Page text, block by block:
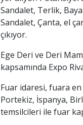
Sandalet, Terlik,
Sandalet, Çanta, el
çıkıyor.
Ege Deri ve Deri
kapsamında Expo
Fuar idaresi, fuara
Portekiz, İspanya,
temsilcileri ile fuar